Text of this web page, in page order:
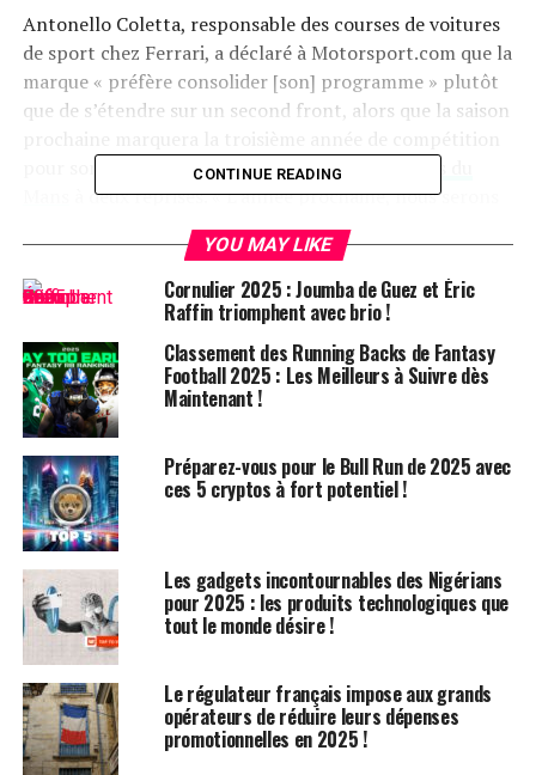
Antonello Coletta, responsable des courses de voitures
de sport chez Ferrari, a déclaré à Motorsport.com que la
marque « préfère consolider [son] programme » plutôt
que de s’étendre sur un second front, alors que la saison
pour son LMH, qui a déjà remporté les
24 Heures du
à deux reprises. « L’année prochaine, nous serons
uniquement impliqués dans le WEC et non dans l’IMSA
– nous nous concentrons maintenant sur le WEC avec
trois voitures », a-t-il précisé.
Corse dans la catégorie Hypercar, ainsi qu’une nouvelle
entrée client ou satellite pour 2024, également gérée
par AF, qui participera au FIA Endurance Trophy pour
les équipes hypercar, plutôt qu’aux points des
fabricants. L’engagement avec la Ferrari aux couleurs
jaunes, pilotée cette année par Robert Kubica et les
pilotes d’usine Yifei Ye et Robert Shwartzman, se
poursuivra « sauf imprévu », a ajouté Coletta.
Coletta a exprimé son souhait de voir un jour le 499P
courir aux États-Unis, un marché clé pour les voitures de
route de Ferrari. Giuseppe Risi, un participant de longue
date aux courses de voitures de sport aux États-Unis,
dont l’équipe éponyme court actuellement avec une
Ferrari 296 GT3 dans les courses d’endurance IMSA en
CONTINUE READING
YOU MAY LIKE
Cornulier 2025 : Joumba de Guez et Éric
Raffin triomphent avec brio !
Classement des Running Backs de Fantasy
Football 2025 : Les Meilleurs à Suivre dès
Maintenant !
Préparez-vous pour le Bull Run de 2025 avec
ces 5 cryptos à fort potentiel !
Les gadgets incontournables des Nigérians
pour 2025 : les produits technologiques que
tout le monde désire !
Le régulateur français impose aux grands
opérateurs de réduire leurs dépenses
promotionnelles en 2025 !